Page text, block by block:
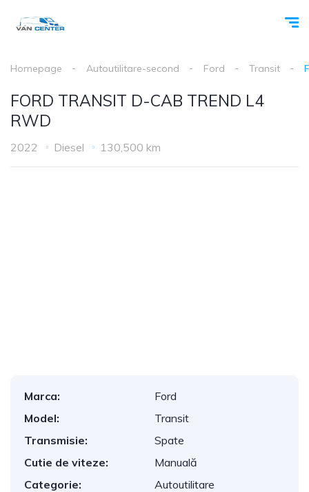
Homepage Autoutilitare-second Ford Transit
FORD TRANSIT D-CAB TREND L4
RWD
2022 Diesel 130,500 km
Marca:
Ford
Model:
Transit
Transmisie:
Spate
Cutie de viteze:
Manuală
Categorie:
Autoutilitare